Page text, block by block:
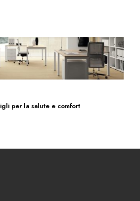
per la salute e comfort